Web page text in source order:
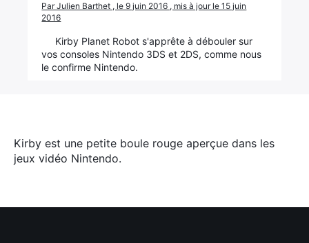
Kirby est une petite boule rouge aperçue dans les
jeux vidéo Nintendo.
Par Julien Barthet , le 9 juin 2016 , mis à jour le 15 juin
2016
Kirby Planet Robot s'apprête à débouler sur
vos consoles Nintendo 3DS et 2DS, comme nous
le confirme Nintendo.